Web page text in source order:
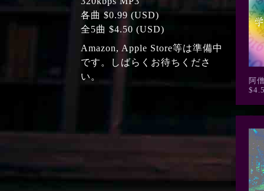
各曲 $0.99 (USD)
全5曲 $4.50 (USD)
Amazon, Apple Store等は準備中
です。しばらくお待ちくださ
い。
阿